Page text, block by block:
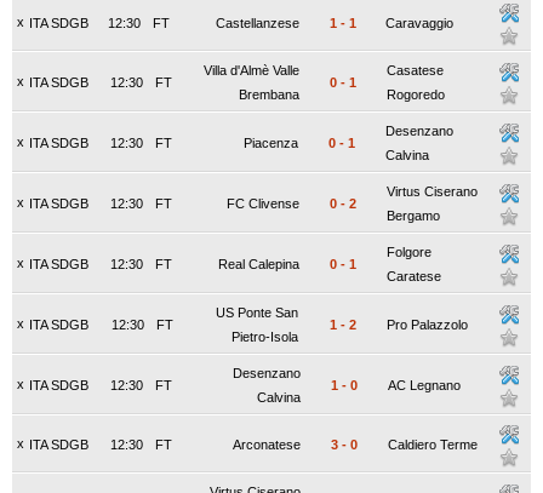
x ITA SDGB FT
12:30 Castellanzese 1 - 1 Caravaggio
x ITA SDGB FT
12:30
Villa d'Almè Valle
Brembana
0 - 1
Casatese
Rogoredo
x ITA SDGB FT
12:30 Piacenza 0 - 1
Desenzano
Calvina
x ITA SDGB FT
12:30 FC Clivense 0 - 2
Virtus Ciserano
Bergamo
x ITA SDGB FT
12:30 Real Calepina 0 - 1
Folgore
Caratese
x ITA SDGB FT
12:30
US Ponte San
Pietro-Isola
1 - 2 Pro Palazzolo
x ITA SDGB FT
12:30
Desenzano
Calvina
1 - 0 AC Legnano
x ITA SDGB FT
12:30 Arconatese 3 - 0 Caldiero Terme